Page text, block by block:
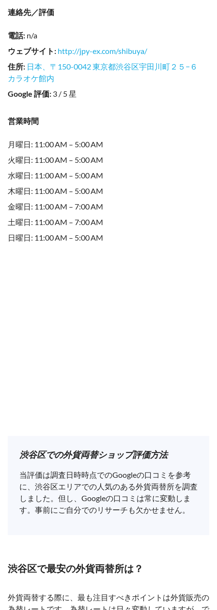
連絡先／評価
電話: n/a
ウェブサイト : http://jpy-ex.com/shibuya/
住所: 日本、〒150-0042 東京都渋谷区宇田川町２５−６
カラオケ館内
Google 評価: 3 / 5 星
営業時間
月曜日: 11:00 AM – 5:00 AM
火曜日: 11:00 AM – 5:00 AM
水曜日: 11:00 AM – 5:00 AM
木曜日: 11:00 AM – 5:00 AM
金曜日: 11:00 AM – 7:00 AM
土曜日: 11:00 AM – 7:00 AM
日曜日: 11:00 AM – 5:00 AM
渋谷区での外貨両替ショップ評価方法
当評価は調査日時時点でのGoogleの口コミを参考
に、渋谷区エリアでの人気のある外貨両替所を調査
しました。但し、Googleの口コミは常に変動しま
す。事前にご自分でのリサーチも欠かせません。
渋谷区で最安の外貨両替所は？
外貨両替する際に、最も注目すべきポイントは外貨販売の